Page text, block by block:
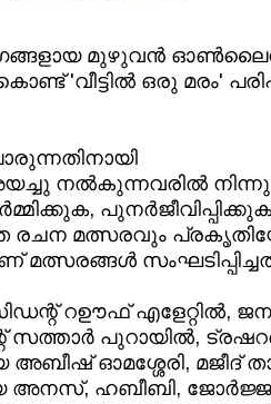
മുഴുവൻ
'വീട്ടിൽ ഒരു മരം'
നൽകുന്നവരിൽ
മത്സരവും
മത്സരങ്ങൾ
റഊഫ് എളേറ്റിൽ,
സത്താർ പുറായിൽ,
ഓമശ്ശേരി, മജീദ്
അനസ്, ഹബീബി,